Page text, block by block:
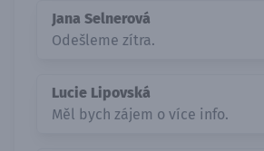
Jana Selnerová
Odešleme zítra.
Lucie Lipovská
Měl bych zájem o více info.